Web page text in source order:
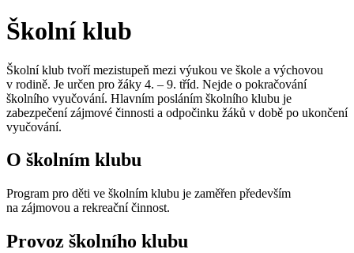
Školní klub
Školní klub tvoří mezistupeň mezi výukou ve škole a výchovou
v rodině. Je určen pro žáky 4. – 9. tříd. Nejde o pokračování
školního vyučování. Hlavním posláním školního klubu je
zabezpečení zájmové činnosti a odpočinku žáků v době po ukončení
vyučování.
O školním klubu
Program pro děti ve školním klubu je zaměřen především
na zájmovou a rekreační činnost.
Provoz školního klubu